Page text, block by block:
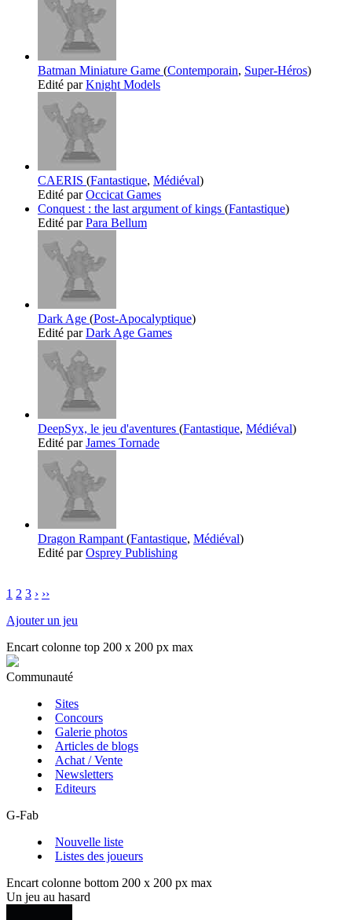
Batman Miniature Game (Contemporain, Super-Héros)
Edité parKnight Models
CAERIS (Fantastique, Médiéval)
Edité parOccicat Games
Conquest : the last argument of kings (Fantastique)
Edité parPara Bellum
Dark Age (Post-Apocalyptique)
Edité parDark Age Games
DeepSyx, le jeu d'aventures (Fantastique, Médiéval)
Edité parJames Tornade
Dragon Rampant (Fantastique, Médiéval)
Edité parOsprey Publishing
1 2 3 › ››
Ajouter un jeu
Encart colonne top 200 x 200 px max
Communauté
Sites
Concours
Galerie photos
Articles de blogs
Achat / Vente
Newsletters
Editeurs
G-Fab
Nouvelle liste
Listes des joueurs
Encart colonne bottom 200 x 200 px max
Un jeu au hasard